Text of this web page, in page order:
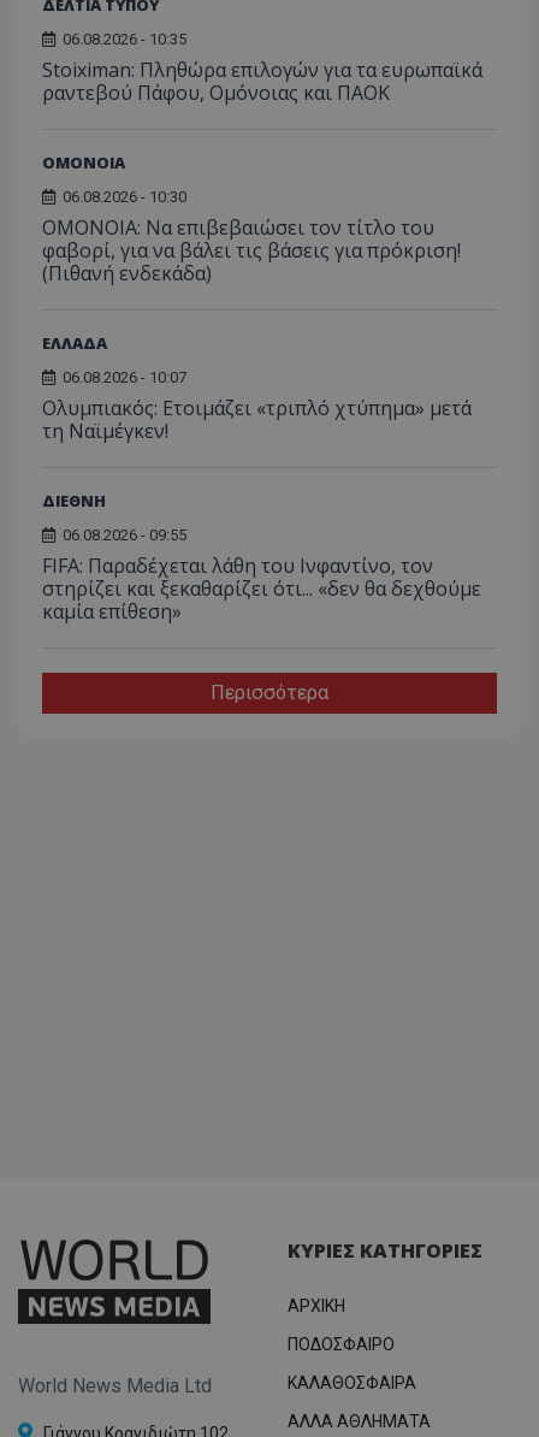
06.08.2026 - 10:35
Stoiximan: Πληθώρα επιλογών για τα ευρωπαϊκά
ραντεβού Πάφου, Ομόνοιας και ΠΑΟΚ
ΟΜΟΝΟΙΑ
06.08.2026 - 10:30
ΟΜΟΝΟΙΑ: Να επιβεβαιώσει τον τίτλο του
φαβορί, για να βάλει τις βάσεις για πρόκριση!
(Πιθανή ενδεκάδα)
ΕΛΛΑΔΑ
06.08.2026 - 10:07
Ολυμπιακός: Ετοιμάζει «τριπλό χτύπημα» μετά
τη Ναϊμέγκεν!
ΔΙΕΘΝΗ
06.08.2026 - 09:55
FIFA: Παραδέχεται λάθη του Ινφαντίνο, τον
στηρίζει και ξεκαθαρίζει ότι... «δεν θα δεχθούμε
καμία επίθεση»
Περισσότερα
World News Media Ltd
ΚΥΡΙΕΣ ΚΑΤΗΓΟΡΙΕΣ
ΑΡΧΙΚΗ
ΠΟΔΟΣΦΑΙΡΟ
ΚΑΛΑΘΟΣΦΑΙΡΑ
ΑΛΛΑ ΑΘΛΗΜΑΤΑ